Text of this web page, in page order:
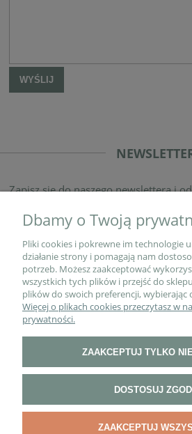
WYŚLIJ
Zapisz się do naszego newslettera i
INFORMACJE
Dbamy o Twoją
Pliki cookies i pokrewne im technologie
działanie strony i pomagają nam
potrzeb. Możesz zaakceptować
wszystkich tych plików i przejść do
plików do swoich preferencji, wybierając
Więcej o plikach cookies przeczytasz w
prywatności.
ZAAKCEPTUJ TYLKO
DOSTOSUJ
ZAAKCEPTUJ